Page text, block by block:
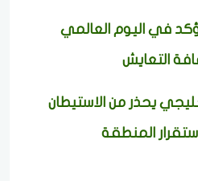
في اليوم العالمي
التعايش
يحذر من الاستيطان
المنطقة